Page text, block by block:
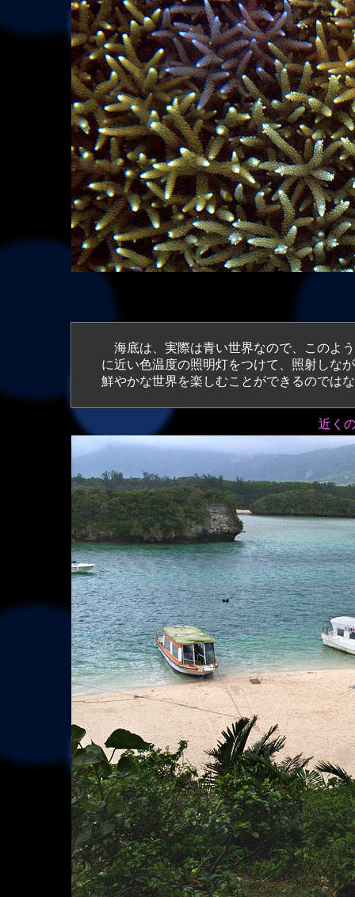
海底は、実際は青い世界なので、このよ
に近い色温度の照明灯をつけて、照射しな
鮮やかな世界を楽しむことができるのでは
近く